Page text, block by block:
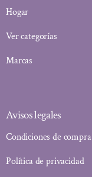
Hogar
Ver categorías
Marcas
Avisos legales
Condiciones de compra
Política de privacidad